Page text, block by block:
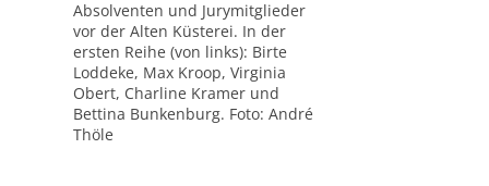
Absolventen und Jurymitglieder
vor der Alten Küsterei. In der
ersten Reihe (von links): Birte
Loddeke, Max Kroop, Virginia
Obert, Charline Kramer und
Bettina Bunkenburg. Foto: André
Thöle